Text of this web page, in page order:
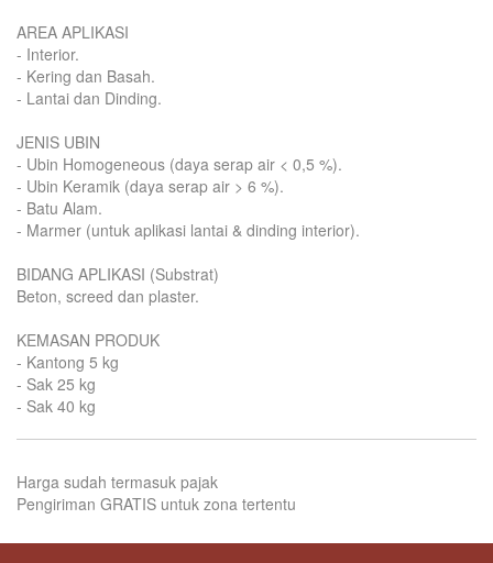
AREA APLIKASI
- Interior.
- Kering dan Basah.
- Lantai dan Dinding.
JENIS UBIN
- Ubin Homogeneous (daya serap air < 0,5 %).
- Ubin Keramik (daya serap air > 6 %).
- Batu Alam.
- Marmer (untuk aplikasi lantai & dinding interior).
BIDANG APLIKASI (Substrat)
Beton, screed dan plaster.
KEMASAN PRODUK
- Kantong 5 kg
- Sak 25 kg
- Sak 40 kg
Harga sudah termasuk pajak
Pengiriman GRATIS untuk zona tertentu